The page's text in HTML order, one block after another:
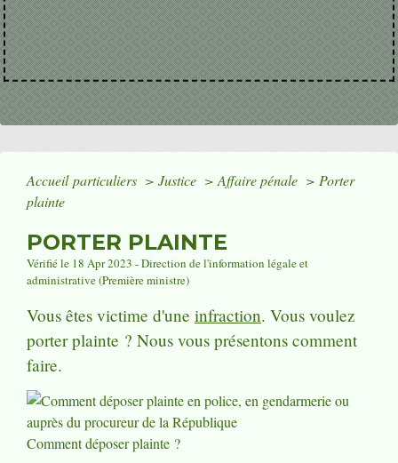
Accueil particuliers > Justice > Affaire pénale > Porter
plainte
PORTER PLAINTE
Vérifié le 18 Apr 2023 - Direction de l'information légale et
administrative (Première ministre)
Vous êtes victime d'une infraction. Vous voulez
porter plainte ? Nous vous présentons comment
faire.
Comment déposer plainte ?